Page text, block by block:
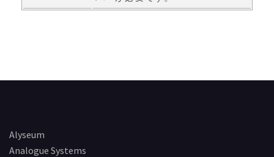
Alyseum
Analogue Systems